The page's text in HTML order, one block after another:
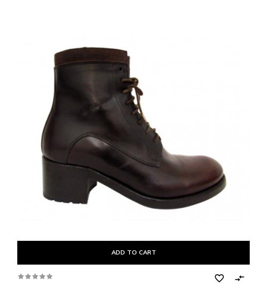
ADD TO CART
favorite_border 